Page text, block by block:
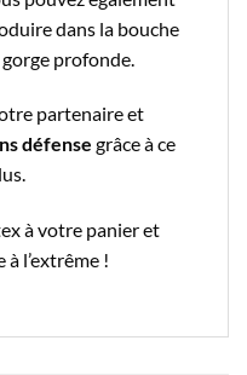
dans la bouche
profonde.
partenaire et
défense grâce à ce
à votre panier et
l’extrême !